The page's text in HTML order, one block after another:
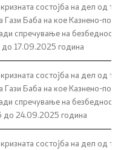
состојба на дел од
Гази Баба на кое Казнено-
спречување на
17.09.2025 година
состојба на дел од
Гази Баба на кое Казнено-
спречување на
24.09.2025 година
состојба на дел од